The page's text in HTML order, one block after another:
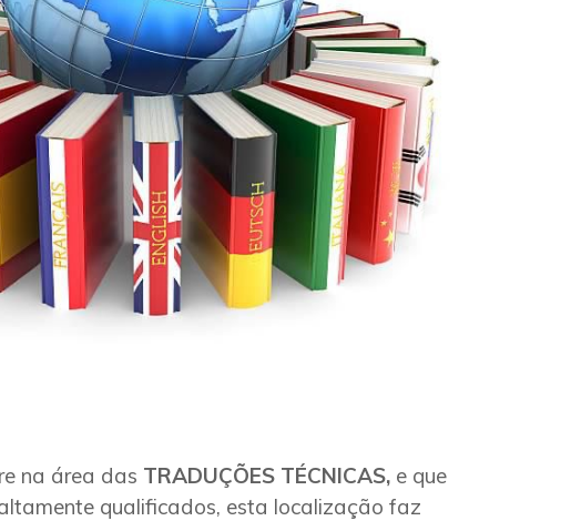
na área das TRADUÇÕES TÉCNICAS, e que
qualificados, esta localização faz